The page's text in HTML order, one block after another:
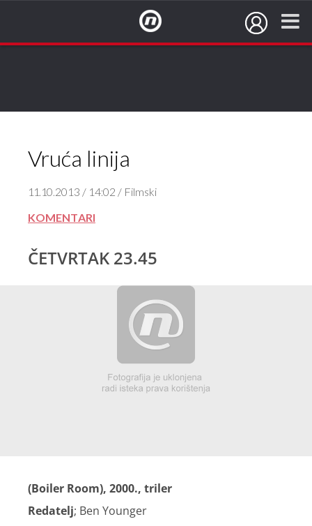
Vruća linija
11.10.2013 / 14:02 / Filmski
KOMENTARI
ČETVRTAK 23.45
(Boiler Room), 2000., triler
Redatelj; Ben Younger